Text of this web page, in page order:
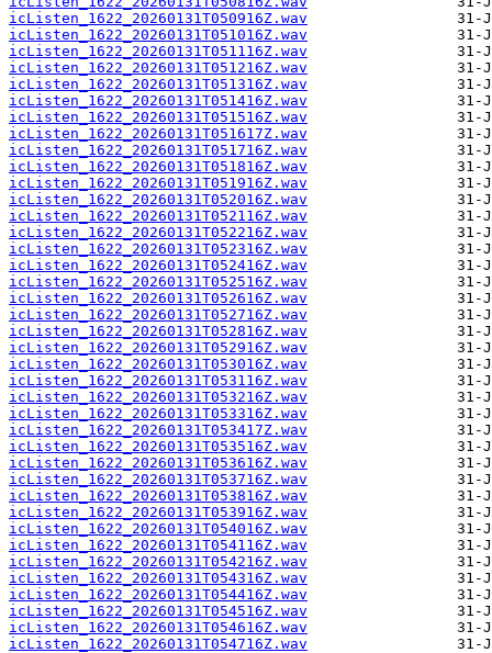
icListen_1622_20260131T050916Z.wav
icListen_1622_20260131T051016Z.wav
icListen_1622_20260131T051116Z.wav
icListen_1622_20260131T051216Z.wav
icListen_1622_20260131T051316Z.wav
icListen_1622_20260131T051416Z.wav
icListen_1622_20260131T051516Z.wav
icListen_1622_20260131T051617Z.wav
icListen_1622_20260131T051716Z.wav
icListen_1622_20260131T051816Z.wav
icListen_1622_20260131T051916Z.wav
icListen_1622_20260131T052016Z.wav
icListen_1622_20260131T052116Z.wav
icListen_1622_20260131T052216Z.wav
icListen_1622_20260131T052316Z.wav
icListen_1622_20260131T052416Z.wav
icListen_1622_20260131T052516Z.wav
icListen_1622_20260131T052616Z.wav
icListen_1622_20260131T052716Z.wav
icListen_1622_20260131T052816Z.wav
icListen_1622_20260131T052916Z.wav
icListen_1622_20260131T053016Z.wav
icListen_1622_20260131T053116Z.wav
icListen_1622_20260131T053216Z.wav
icListen_1622_20260131T053316Z.wav
icListen_1622_20260131T053417Z.wav
icListen_1622_20260131T053516Z.wav
icListen_1622_20260131T053616Z.wav
icListen_1622_20260131T053716Z.wav
icListen_1622_20260131T053816Z.wav
icListen_1622_20260131T053916Z.wav
icListen_1622_20260131T054016Z.wav
icListen_1622_20260131T054116Z.wav
icListen_1622_20260131T054216Z.wav
icListen_1622_20260131T054316Z.wav
icListen_1622_20260131T054416Z.wav
icListen_1622_20260131T054516Z.wav
icListen_1622_20260131T054616Z.wav
icListen_1622_20260131T054716Z.wav